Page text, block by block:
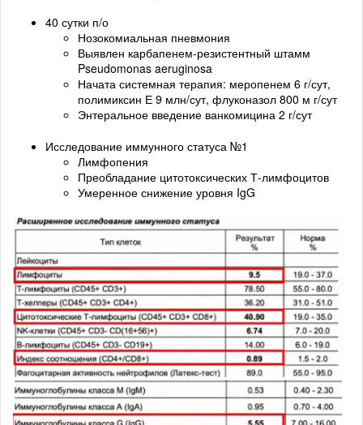
40 сутки п/о
Нозокомиальная пневмония
Выявлен карбапенем-резистентный штамм
Pseudomonas aeruginosa
Начата системная терапия: меропенем 6 г/сут,
полимиксин Е 9 млн/сут, флуконазол 800 м г/сут
Энтеральное введение ванкомицина 2 г/сут
Исследование иммунного статуса №1
Лимфопения
Преобладание цитотоксических Т-лимфоцитов
Умеренное снижение уровня IgG